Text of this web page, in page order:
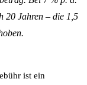
20 Jahren – die 1,5
ist ein